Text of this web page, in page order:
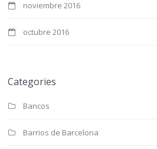
noviembre 2016
octubre 2016
Categories
Bancos
Barrios de Barcelona